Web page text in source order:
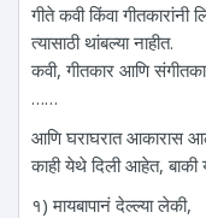
गीते कवी किंवा गीतकारांनी
त्यासाठी थांबल्या नाहीत.
कवी, गीतकार आणि
……
आणि घराघरात आकारास
काही येथे दिली आहेत,
१) मायबापानं देल्ल्या लेकी,